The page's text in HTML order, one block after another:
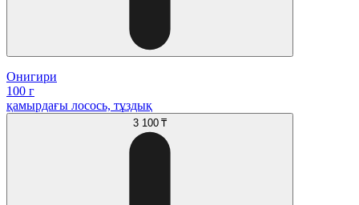
Онигири
100 г
қамырдағы лосось, тұздық
3 100 ₸